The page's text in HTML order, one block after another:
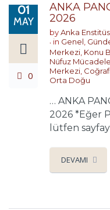
01
MAY
0
ANKA
2026
byAnka
in Genel,
Merkezi, Konu
Nüfuz
Merkezi,
Orta Doğu
… ANKA
2026 *Eğer
lütfen
DEVAMI